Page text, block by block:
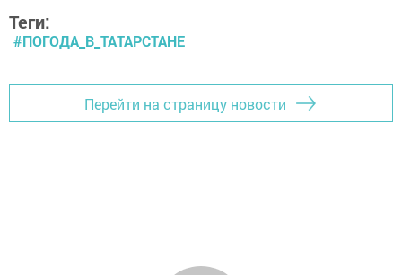
Теги:
#ПОГОДА_В_ТАТАРСТАНЕ
Перейти на страницу новости